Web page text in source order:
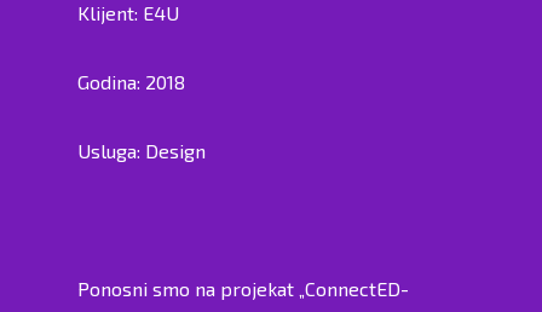
Klijent: E4U
Godina: 2018
Usluga: Design
Ponosni smo na projekat „ConnectED-